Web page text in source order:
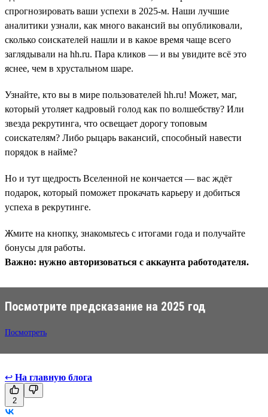
спрогнозировать ваши успехи в 2025-м. Наши лучшие
аналитики узнали, как много вакансий вы опубликовали,
сколько соискателей нашли и в какое время чаще всего
заглядывали на hh.ru. Пара кликов — и вы увидите всё это
яснее, чем в хрустальном шаре.
Узнайте, кто вы в мире пользователей hh.ru! Может, маг,
который утоляет кадровый голод как по волшебству? Или
звезда рекрутинга, что освещает дорогу топовым
соискателям? Либо рыцарь вакансий, способный навести
порядок в найме?
Но и тут щедрость Вселенной не кончается — вас ждёт
подарок, который поможет прокачать карьеру и добиться
успеха в рекрутинге.
Жмите на кнопку, знакомьтесь с итогами года и получайте
бонусы для работы.
Важно: нужно авторизоваться c аккаунта работодателя.
Посмотрите предсказание на 2025 год
Посмотреть
↩ На главную блога
2